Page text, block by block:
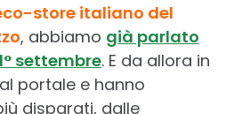
store italiano del
o, abbiamo già parlato
settembre. E da allora in
portale e hanno
disparati, dalle